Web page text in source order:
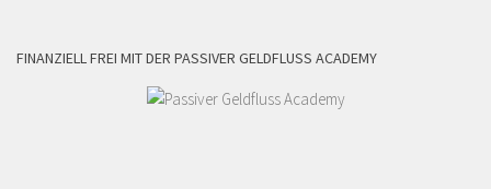
FINANZIELL FREI MIT DER PASSIVER GELDFLUSS ACADEMY